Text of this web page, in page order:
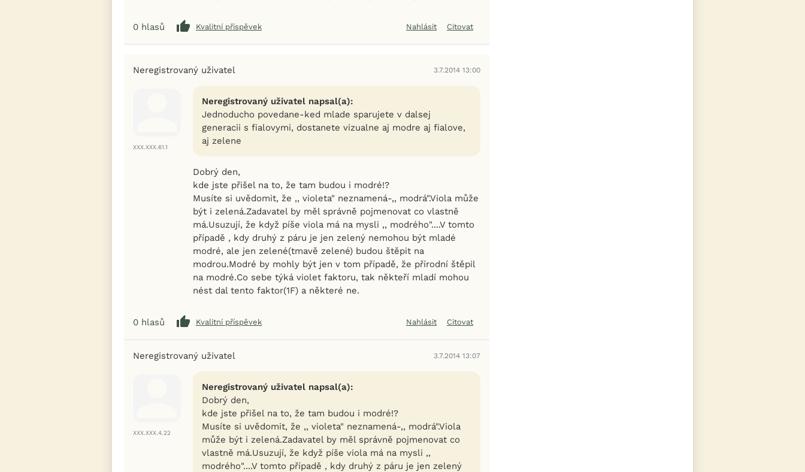
0 hlasů Kvalitní příspěvek Nahlásit Citovat
Neregistrovaný uživatel 3.7.2014 13:00
XXX.XXX.61.1
Neregistrovaný uživatel napsal(a):
Jednoducho povedane-ked mlade sparujete v dalsej
generacii s fialovymi, dostanete vizualne aj modre aj fialove,
aj zelene
Dobrý den,
kde jste přišel na to, že tam budou i modré!?
Musíte si uvědomit, že ,, violeta" neznamená-,, modrá".Viola může
být i zelená.Zadavatel by měl správně pojmenovat co vlastně
má.Usuzují, že když píše viola má na mysli ,, modrého"....V tomto
případě , kdy druhý z páru je jen zelený nemohou být mladé
modré, ale jen zelené(tmavě zelené) budou štěpit na
modrou.Modré by mohly být jen v tom případě, že přírodní štěpil
na modré.Co sebe týká violet faktoru, tak někteří mladí mohou
nést dal tento faktor(1F) a některé ne.
0 hlasů Kvalitní příspěvek Nahlásit Citovat
Neregistrovaný uživatel 3.7.2014 13:07
XXX.XXX.4.22
Neregistrovaný uživatel napsal(a):
Dobrý den,
kde jste přišel na to, že tam budou i modré!?
Musíte si uvědomit, že ,, violeta" neznamená-,, modrá".Viola
může být i zelená.Zadavatel by měl správně pojmenovat co
vlastně má.Usuzují, že když píše viola má na mysli ,,
modrého"....V tomto případě , kdy druhý z páru je jen zelený